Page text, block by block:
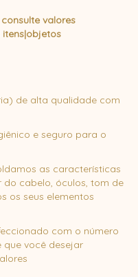
valores
itens|objetos
de alta qualidade com
e seguro para o
as características
do cabelo, óculos, tom de
os seus elementos
com o número
que você desejar